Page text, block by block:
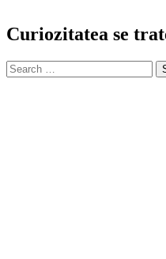
Curiozitatea se
Search
for: